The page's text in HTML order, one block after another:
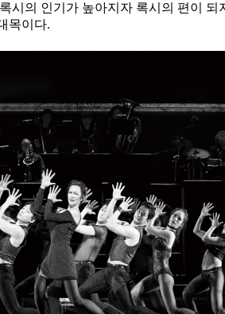
의 인기가 높아지자 록시의 편이
목이다.